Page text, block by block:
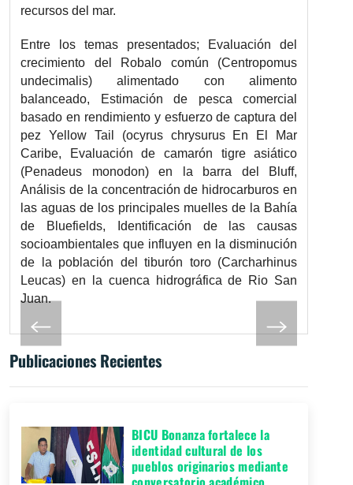
recursos del mar.
Entre los temas presentados; Evaluación del
crecimiento del Robalo común (Centropomus
undecimalis) alimentado con alimento
balanceado, Estimación de pesca comercial
basado en rendimiento y esfuerzo de captura del
pez Yellow Tail (ocyrus chrysurus En El Mar
Caribe, Evaluación de camarón tigre asiático
(Penadeus monodon) en la barra del Bluff,
Análisis de la concentración de hidrocarburos en
las aguas de los principales muelles de la Bahía
de Bluefields, Identificación de las causas
socioambientales que influyen en la disminución
de la población del tiburón toro (Carcharhinus
Leucas) en la cuenca hidrográfica de Rio San
Juan.
Publicaciones Recientes
BICU Bonanza fortalece la
identidad cultural de los
pueblos originarios mediante